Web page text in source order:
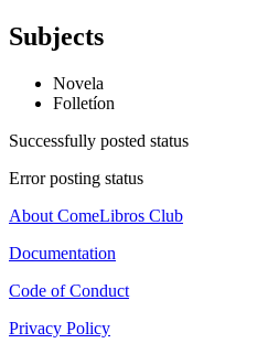
Subjects
Novela
Folletíon
Successfully posted status
Error posting status
About ComeLibros Club
Documentation
Code of Conduct
Privacy Policy